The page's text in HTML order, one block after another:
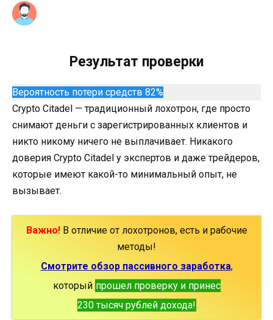
Результат проверки
Вероятность потери средств 82%
Crypto Citadel — традиционный лохотрон, где просто
снимают деньги с зарегистрированных клиентов и
никто никому ничего не выплачивает. Никакого
доверия Crypto Citadel у экспертов и даже трейдеров,
которые имеют какой-то минимальный опыт, не
вызывает.
Важно!В отличие от лохотронов, есть и рабочие
методы!
Смотрите обзор пассивного заработка,
который прошел проверку и принес
230 тысяч рублей дохода!